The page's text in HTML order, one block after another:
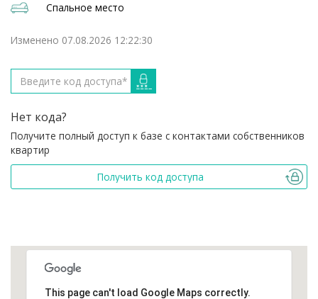
Спальное место
Изменено 07.08.2026 12:22:30
Нет кода?
Получите полный доступ к базе с контактами собственников
квартир
Получить код доступа
This page can't load Google Maps correctly.